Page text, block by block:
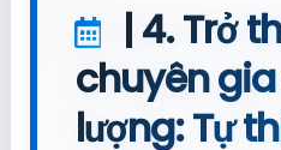
| 4. Trở
chuyên
lượng: Tự